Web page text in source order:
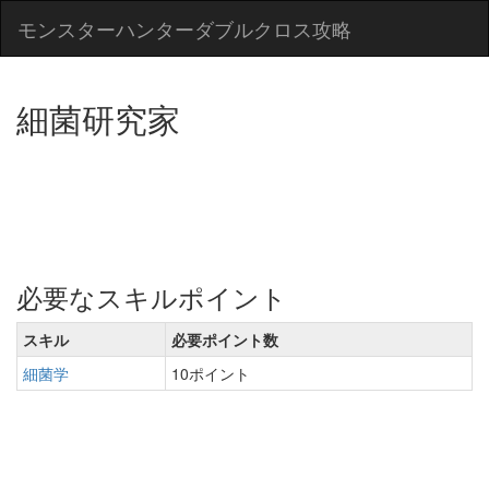
モンスターハンターダブルクロス攻略
細菌研究家
必要なスキルポイント
スキル
必要ポイント数
細菌学
10ポイント